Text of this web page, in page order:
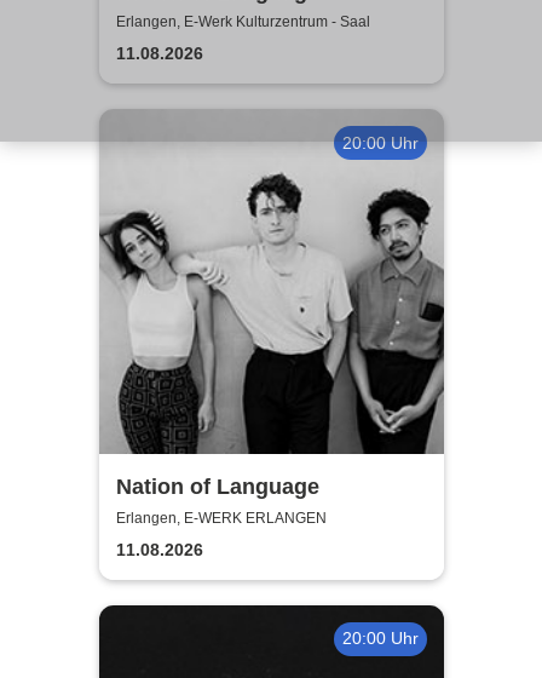
Erlangen, E-Werk Kulturzentrum - Saal
11.08.2026
20:00 Uhr
Nation of Language
Erlangen, E-WERK ERLANGEN
11.08.2026
20:00 Uhr